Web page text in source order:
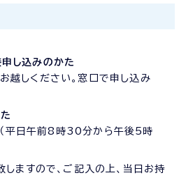
し込みのかた
越しください。窓口で申し込み
日午前8時30分から午後5時
ますので、ご記入の上、当日お持